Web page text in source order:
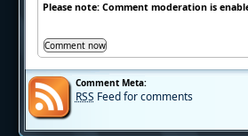
Please note: Comment moderation is
Comment Meta:
RSS Feed for comments